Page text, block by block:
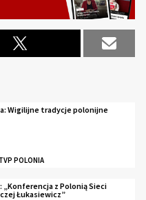
Wigilijne tradycje polonijne
POLONIA
„Konferencja z Polonią Sieci
Łukasiewicz”